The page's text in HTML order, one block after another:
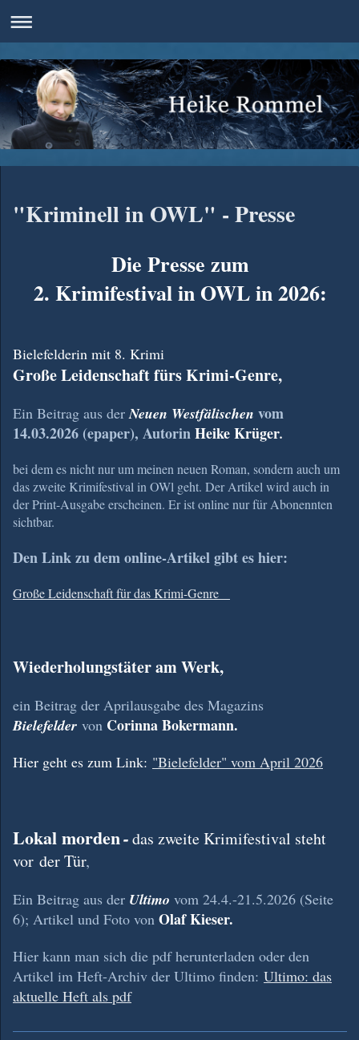
"Kriminell in OWL" - Presse
Die Presse zum
2. Krimifestival in OWL in 2026:
Bielefelderin mit 8. Krimi
Große Leidenschaft fürs Krimi-Genre,
Ein Beitrag aus derNeuen Westfälischen vom
14.03.2026 (epaper), AutorinHeike Krüger.
bei dem es nicht nur um meinen neuen Roman, sondern auch um
das zweite Krimifestival in OWl geht. Der Artikel wird auch in
der Print-Ausgabe erscheinen. Er ist online nur für Abonennten
sichtbar.
Den Link zu dem online-Artikel gibt es hier:
Große Leidenschaft für das Krimi-Genre
Wiederholungstäter am Werk,
ein Beitrag der Aprilausgabe des Magazins
Bielefelder von Corinna Bokermann.
Hier geht es zum Link: "Bielefelder" vom April 2026
Lokal morden-das zweite Krimifestival steht
vor der Tür,
Ein Beitrag aus der Ultimo vom 24.4.-21.5.2026 (Seite
6); Artikel und Foto von Olaf Kieser.
Hier kann man sich die pdf herunterladen oder den
Artikel im Heft-Archiv der Ultimo finden: Ultimo: das
aktuelle Heft als pdf